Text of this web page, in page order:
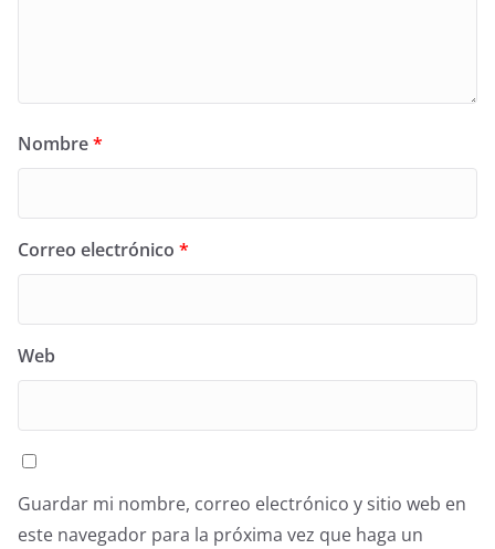
Nombre*
Correo electrónico *
Web
Guardar mi nombre, correo electrónico y sitio web en
este navegador para la próxima vez que haga un